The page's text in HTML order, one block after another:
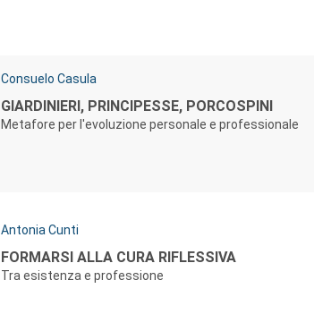
Autori:
Consuelo Casula
Titolo:
GIARDINIERI, PRINCIPESSE, PORCOSPINI
Metafore per l'evoluzione personale e professionale
Autori:
Antonia Cunti
Titolo:
FORMARSI ALLA CURA RIFLESSIVA
Tra esistenza e professione